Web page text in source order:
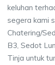
keluhan
segera kami
Chatering/
B3, Sedot
Tinja untuk